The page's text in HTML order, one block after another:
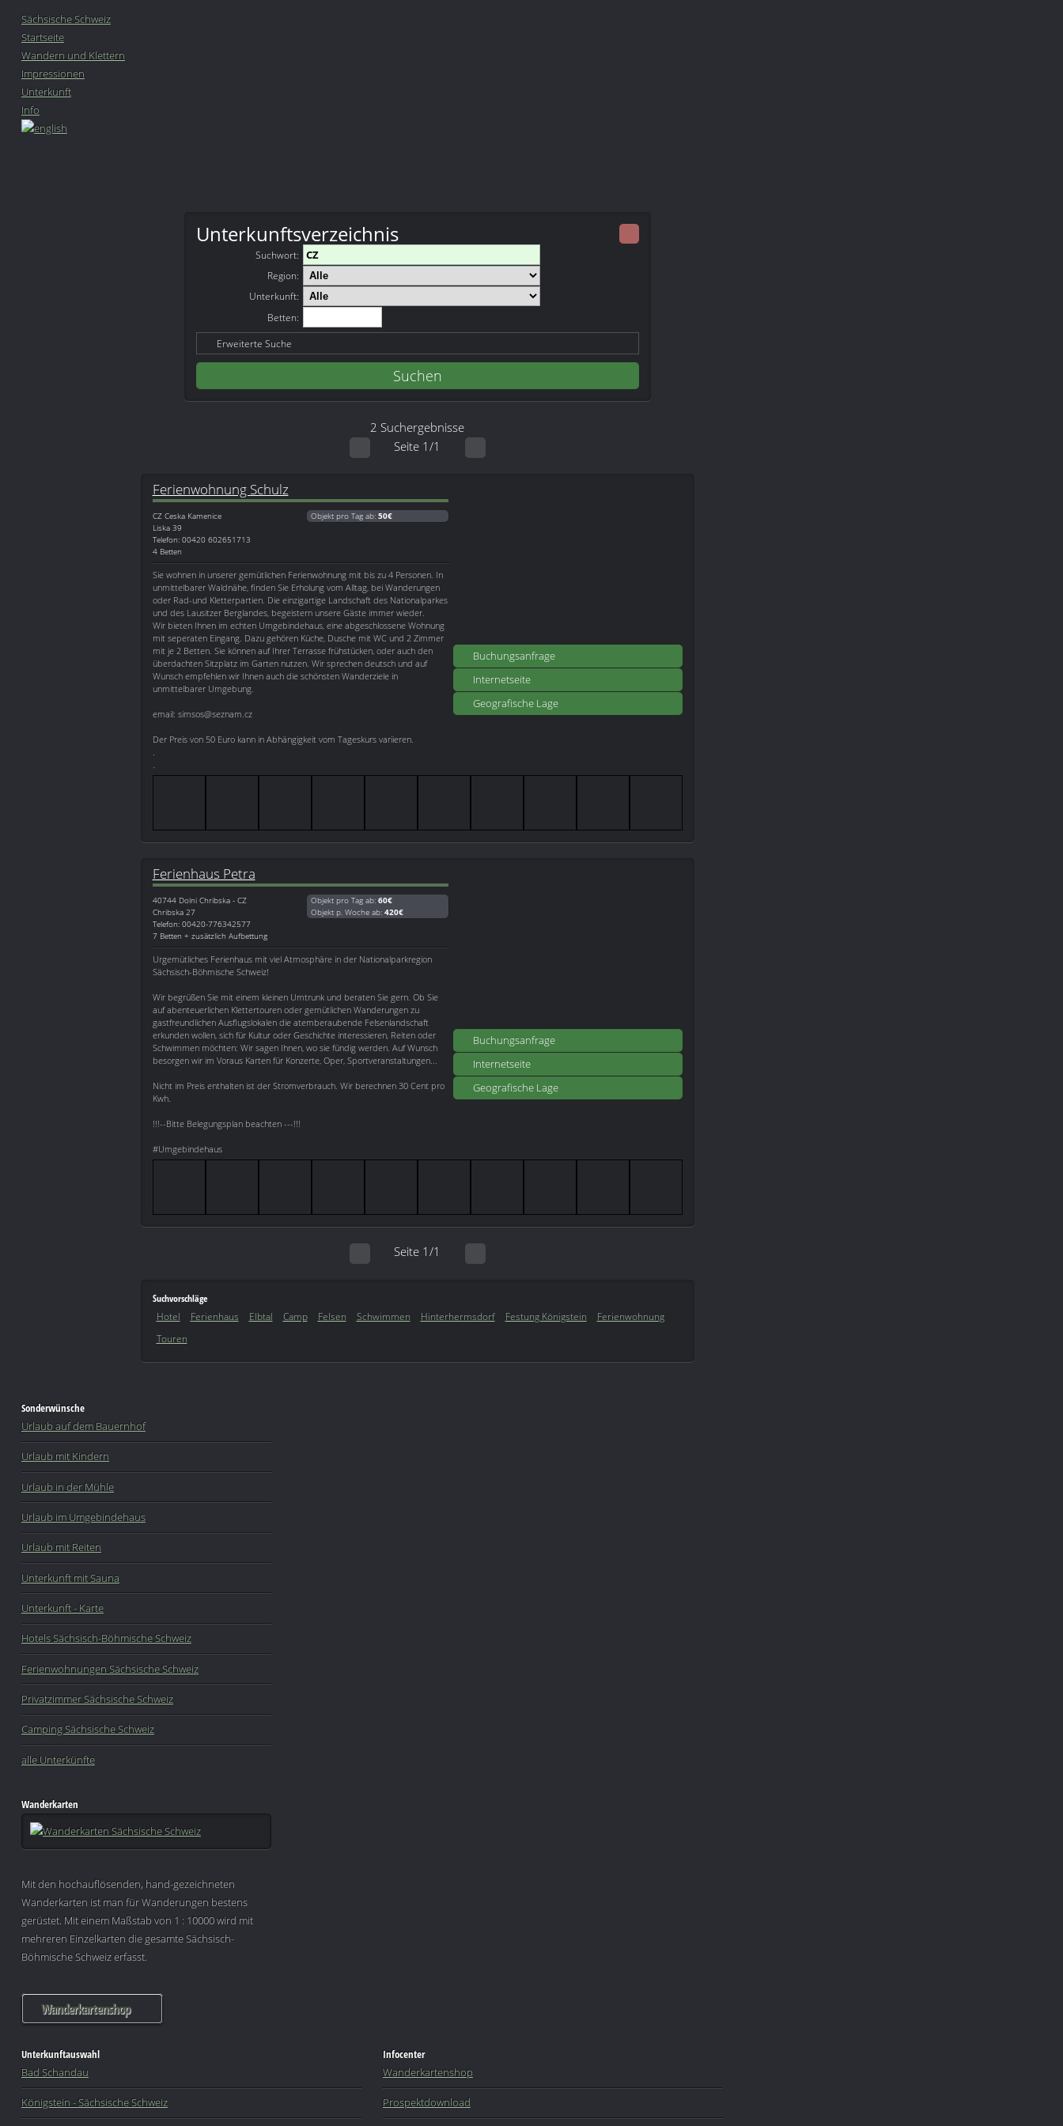
Sächsische Schweiz
Startseite
Wandern und Klettern
Impressionen
Unterkunft
Info
Unterkunftsverzeichnis
Suchwort:
Region:
Unterkunft:
Betten:
Erweiterte Suche
2 Suchergebnisse
Seite 1/1
Buchungsanfrage
Internetseite
Geografische Lage
Ferienwohnung Schulz
CZ Ceska Kamenice
Liska 39
Telefon: 00420 602651713
4 Betten
Objekt pro Tag ab: 50€
Sie wohnen in unserer gemütlichen Ferienwohnung mit bis zu 4 Personen. In
unmittelbarer Waldnähe, finden Sie Erholung vom Alltag, bei Wanderungen
oder Rad-und Kletterpartien. Die einzigartige Landschaft des Nationalparkes
und des Lausitzer Berglandes, begeistern unsere Gäste immer wieder.
Wir bieten Ihnen im echten Umgebindehaus, eine abgeschlossene Wohnung
mit seperaten Eingang. Dazu gehören Küche, Dusche mit WC und 2 Zimmer
mit je 2 Betten. Sie können auf Ihrer Terrasse frühstücken, oder auch den
überdachten Sitzplatz im Garten nutzen. Wir sprechen deutsch und auf
Wunsch empfehlen wir Ihnen auch die schönsten Wanderziele in
unmittelbarer Umgebung.
email: simsos@seznam.cz
Der Preis von 50 Euro kann in Abhängigkeit vom Tageskurs variieren.
.
.
Buchungsanfrage
Internetseite
Geografische Lage
Ferienhaus Petra
40744 Dolni Chribska - CZ
Chribska 27
Telefon: 00420-776342577
7 Betten + zusätzlich Aufbettung
Objekt pro Tag ab: 60€
Objekt p. Woche ab: 420€
Urgemütliches Ferienhaus mit viel Atmosphäre in der Nationalparkregion
Sächsisch-Böhmische Schweiz!
Wir begrüßen Sie mit einem kleinen Umtrunk und beraten Sie gern. Ob Sie
auf abenteuerlichen Klettertouren oder gemütlichen Wanderungen zu
gastfreundlichen Ausflugslokalen die atemberaubende Felsenlandschaft
erkunden wollen, sich für Kultur oder Geschichte interessieren, Reiten oder
Schwimmen möchten: Wir sagen Ihnen, wo sie fündig werden. Auf Wunsch
besorgen wir im Voraus Karten für Konzerte, Oper, Sportveranstaltungen...
Nicht im Preis enthalten ist der Stromverbrauch. Wir berechnen 30 Cent pro
Kwh.
!!!--Bitte Belegungsplan beachten ---!!!
#Umgebindehaus
Seite 1/1
Suchvorschläge
Hotel
Ferienhaus Elbtal Camp Felsen Schwimmen Hinterhermsdorf Festung Königstein
Ferienwohnung
Touren
Sonderwünsche
Urlaub auf dem Bauernhof
Urlaub mit Kindern
Urlaub in der Mühle
Urlaub im Umgebindehaus
Urlaub mit Reiten
Unterkunft mit Sauna
Unterkunft - Karte
Hotels Sächsisch-Böhmische Schweiz
Ferienwohnungen Sächsische Schweiz
Privatzimmer Sächsische Schweiz
Camping Sächsische Schweiz
alle Unterkünfte
Wanderkarten
Mit den hochauflösenden, hand-gezeichneten
Wanderkarten ist man für Wanderungen bestens
gerüstet. Mit einem Maßstab von 1 : 10000 wird mit
mehreren Einzelkarten die gesamte Sächsisch-
Böhmische Schweiz erfasst.
Wanderkartenshop
Unterkunftauswahl
Bad Schandau
Königstein - Sächsische Schweiz
Infocenter
Wanderkartenshop
Prospektdownload